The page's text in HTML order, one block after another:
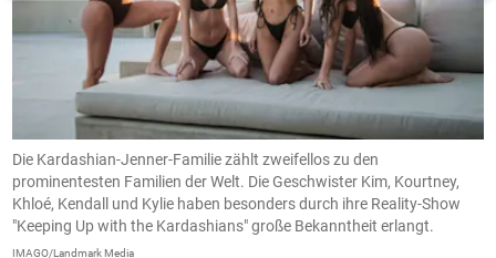
Die Kardashian-Jenner-Familie zählt zweifellos zu den
prominentesten Familien der Welt. Die Geschwister Kim, Kourtney,
Khloé, Kendall und Kylie haben besonders durch ihre Reality-Show
"Keeping Up with the Kardashians" große Bekanntheit erlangt.
IMAGO/Landmark Media